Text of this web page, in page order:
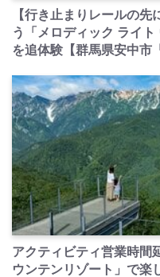
【行き止まりレールの
う「メロディック ライ
を追体験【群馬県安中市
アクティビティ営業時間
ウンテンリゾート」で楽